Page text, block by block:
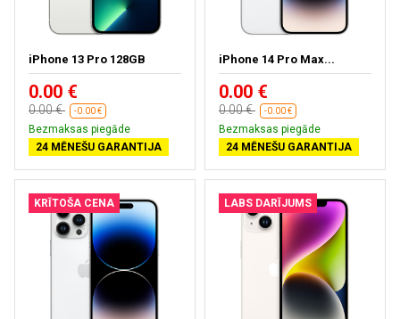
iPhone 13 Pro 128GB
0.00 €
0.00 € -0.00 €
Bezmaksas piegāde
24 MĒNEŠU GARANTIJA
iPhone 14 Pro Max...
0.00 €
0.00 € -0.00 €
Bezmaksas piegāde
24 MĒNEŠU GARANTIJA
KRĪTOŠA CENA LABS DARĪJUMS